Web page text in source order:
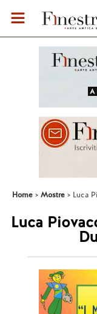
Home Mostre Luca
Luca